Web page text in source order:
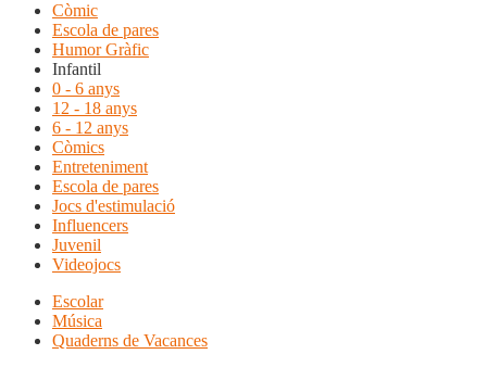
Còmic
Escola de pares
Humor Gràfic
Infantil
0 - 6 anys
12 - 18 anys
6 - 12 anys
Còmics
Entreteniment
Escola de pares
Jocs d'estimulació
Influencers
Juvenil
Videojocs
Escolar
Música
Quaderns de Vacances